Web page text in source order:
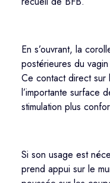
En s’ouvrant, la
postérieures du
Ce contact direct sur
l’importante surface
stimulation plus
Si son usage est
prend appui sur le